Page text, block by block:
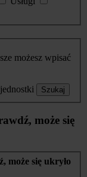
możesz wpisać
Szukaj
może się
może się ukryło